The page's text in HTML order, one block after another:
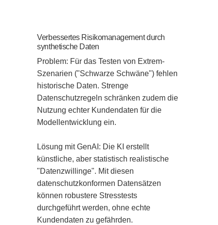
Verbessertes Risikomanagement durch
synthetische Daten
Problem: Für das Testen von Extrem-
Szenarien ("Schwarze Schwäne") fehlen
historische Daten. Strenge
Datenschutzregeln schränken zudem die
Nutzung echter Kundendaten für die
Modellentwicklung ein.
Lösung mit GenAI: Die KI erstellt
künstliche, aber statistisch realistische
"Datenzwillinge". Mit diesen
datenschutzkonformen Datensätzen
können robustere Stresstests
durchgeführt werden, ohne echte
Kundendaten zu gefährden.